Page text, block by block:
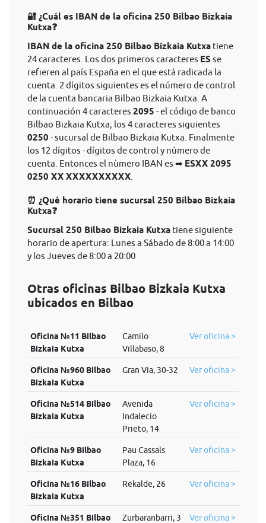
🔐 ¿Cuál es IBAN de la oficina 250 Bilbao Bizkaia
Kutxa❓
IBAN de la oficina 250 Bilbao Bizkaia Kutxa tiene
24 caracteres. Los dos primeros caracteres ES se
refieren al país España en el que está radicada la
cuenta. 2 dígitos siguientes es el número de control
de la cuenta bancaria Bilbao Bizkaia Kutxa. A
continuación 4 caracteres 2095 - el código de banco
Bilbao Bizkaia Kutxa; los 4 caracteres siguientes
0250 - sucursal de Bilbao Bizkaia Kutxa. Finalmente
los 12 dígitos - dígitos de control y número de
cuenta. Entonces el nùmero IBAN es ➡ ESXX 2095
0250 XX XXXXXXXXXX
⏰ ¿Qué horario tiene sucursal 250 Bilbao Bizkaia
Kutxa❓
Sucursal 250 Bilbao Bizkaia Kutxa tiene siguiente
horario de apertura: Lunes a Sábado de 8:00 a 14:00
y los Jueves de 8:00 a 20:00
Otras oficinas Bilbao Bizkaia Kutxa
ubicados en Bilbao
Oficina №11 Bilbao
Bizkaia Kutxa
Camilo
Villabaso, 8
Ver oficina >
Oficina №960 Bilbao
Bizkaia Kutxa
Gran Via, 30-32 Ver oficina >
Oficina №514 Bilbao
Bizkaia Kutxa
Avenida
Indalecio
Prieto, 14
Ver oficina >
Oficina №9 Bilbao
Bizkaia Kutxa
Pau Cassals
Plaza, 16
Ver oficina >
Oficina №16 Bilbao
Bizkaia Kutxa
Rekalde, 26 Ver oficina >
Oficina №351 Bilbao
Zurbaranbarri, 3 Ver oficina >